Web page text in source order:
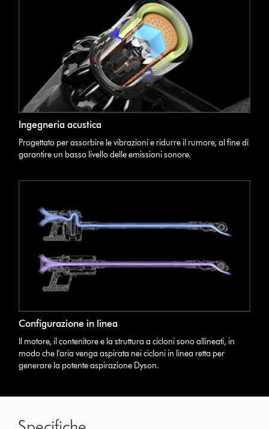
Ingegneria acustica
Progettato per assorbire le vibrazioni e ridurre il rumore, al fine di
garantire un basso livello delle emissioni sonore.
Configurazione in linea
Il motore, il contenitore e la struttura a cicloni sono allineati, in
modo che l'aria venga aspirata nei cicloni in linea retta per
generare la potente aspirazione Dyson.